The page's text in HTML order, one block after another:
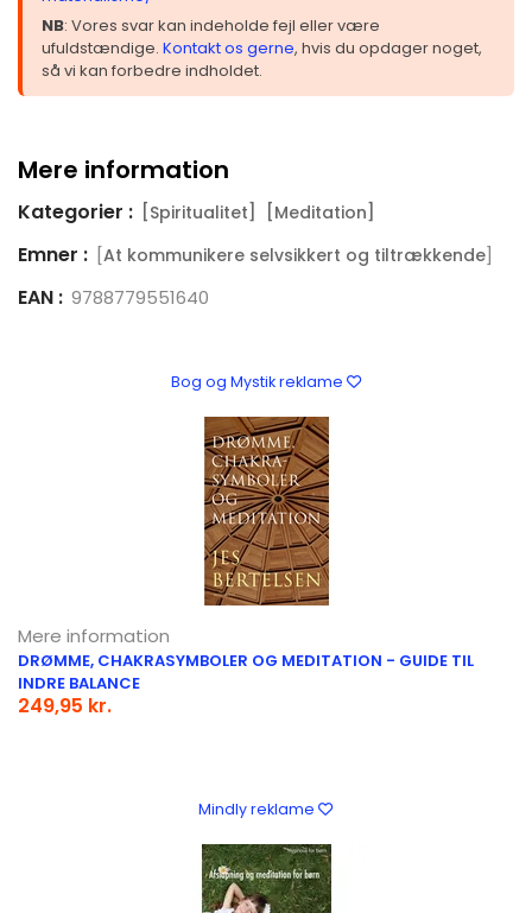
NB: Vores svar kan indeholde fejl eller være
ufuldstændige. Kontakt os gerne, hvis du opdager noget,
så vi kan forbedre indholdet.
Mere information
Kategorier : [Spiritualitet] [Meditation]
Emner : [At kommunikere selvsikkert og tiltrækkende]
EAN : 9788779551640
Bog og Mystik reklame
Mere information
DRØMME, CHAKRASYMBOLER OG MEDITATION - GUIDE TIL
INDRE BALANCE
249,95 kr.
Mindly reklame